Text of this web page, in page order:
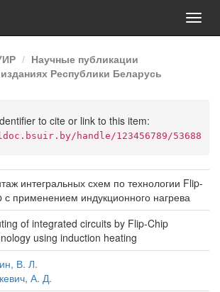
Научные публикации
Республики Беларусь
to cite or link to this item:
handle/123456789/53688
интегральных схем по технологии Flip-
с применением индукционного нагрева
of integrated circuits by Flip-Chip
using induction heating
В. Л.
А. Д.